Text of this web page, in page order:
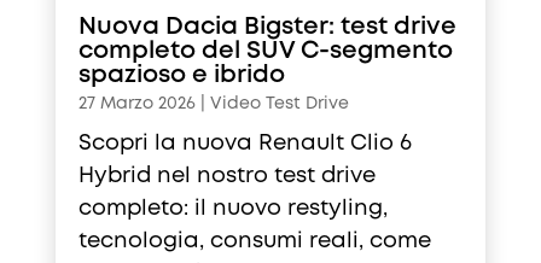
Nuova Dacia Bigster: test drive
completo del SUV C-segmento
spazioso e ibrido
27 Marzo 2026| Video Test Drive
Scopri la nuova Renault Clio 6
Hybrid nel nostro test drive
completo: il nuovo restyling,
tecnologia, consumi reali, come